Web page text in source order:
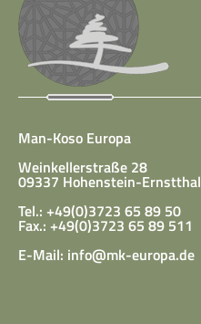
Man-Koso Europa
Weinkellerstraße 28
09337 Hohenstein-Ernstthal
Tel.: +49(0)3723 65 89 50
Fax.: +49(0)3723 65 89 511
E-Mail: info@mk-europa.de